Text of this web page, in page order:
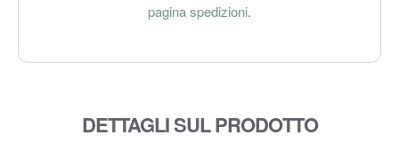
pagina spedizioni.
DETTAGLI SUL PRODOTTO